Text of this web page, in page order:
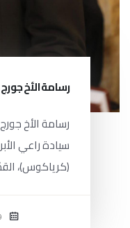
رسامة الأخ
رسامة الأخ
سيادة راعي
(كرياكوس)،